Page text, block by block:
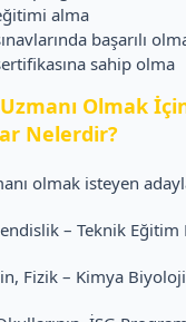
alma
başarılı
sahip olma
Olmak
Nelerdir?
olmak isteyen
– Teknik Eğitim
Fizik – Kimya Biyoloji